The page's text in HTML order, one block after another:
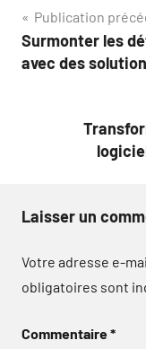
Navigation
de
Publication
Surmonter les
avec des
Laisser un
Votre adresse e-
obligatoires sont
Commentaire*